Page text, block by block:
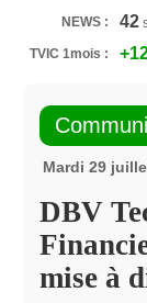
NEWS : 42
TVIC 1mois :
Mardi 29
DBV
mise à